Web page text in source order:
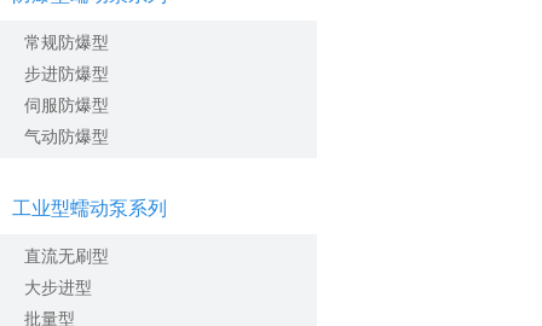
常规防爆型
步进防爆型
伺服防爆型
气动防爆型
工业型蠕动泵系列
直流无刷型
大步进型
批量型